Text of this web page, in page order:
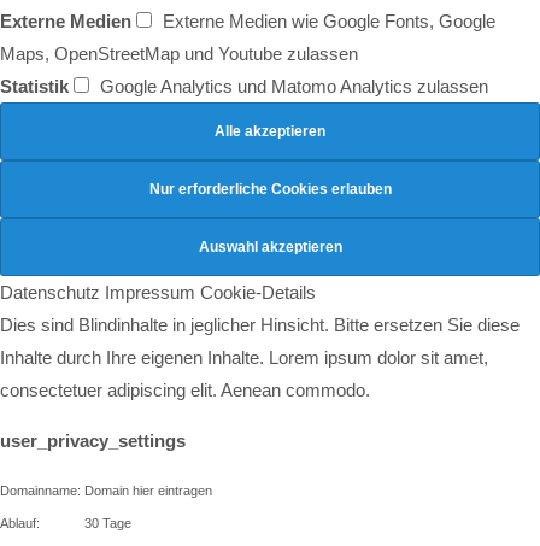
Externe Medien
Externe Medien wie Google Fonts, Google
Maps, OpenStreetMap und Youtube zulassen
Statistik
Google Analytics und Matomo Analytics zulassen
Datenschutz Impressum Cookie-Details
Dies sind Blindinhalte in jeglicher Hinsicht. Bitte ersetzen Sie diese
Inhalte durch Ihre eigenen Inhalte. Lorem ipsum dolor sit amet,
consectetuer adipiscing elit. Aenean commodo.
user_privacy_settings
Domainname: Domain hier eintragen
Ablauf: 30 Tage